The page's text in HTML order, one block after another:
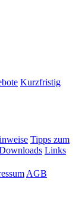
Kurzfristig
Tipps zum
Links
AGB